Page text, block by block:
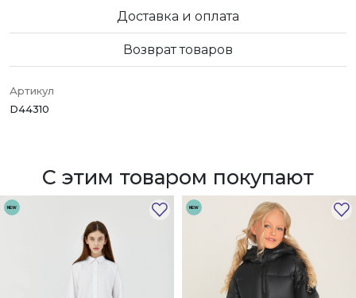
Доставка и оплата
Возврат товаров
Артикул
D44310
С этим товаром покупают
NEW NEW